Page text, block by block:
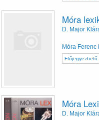
Móra
D. Major
Móra Ferenc
Előjegyezhető
Móra
D. Major